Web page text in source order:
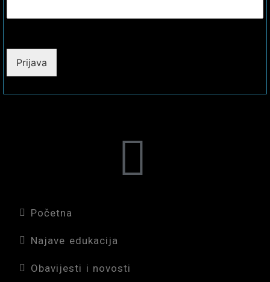
Prijava
Početna
Najave edukacija
Obavijesti i novosti